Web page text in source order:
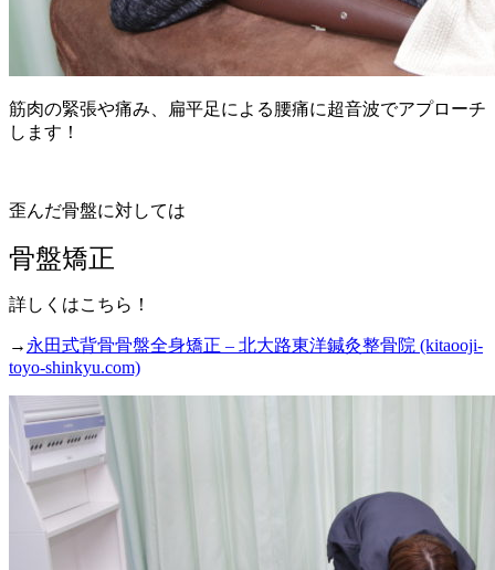
筋肉の緊張や痛み、扁平足による腰痛に超音波でアプローチ
します！
歪んだ骨盤に対しては
骨盤矯正
詳しくはこちら！
→ 永田式背骨骨盤全身矯正 – 北大路東洋鍼灸整骨院 (kitaooji-
toyo-shinkyu.com)